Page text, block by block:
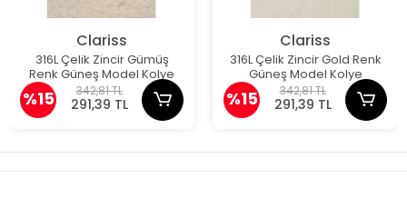
Clariss
316L Çelik Zincir Gümüş
Renk Güneş Model Kolye
%15 342,81 TL
291,39 TL
Clariss
316L Çelik Zincir Gold Renk
Güneş Model Kolye
%15 342,81 TL
291,39 TL